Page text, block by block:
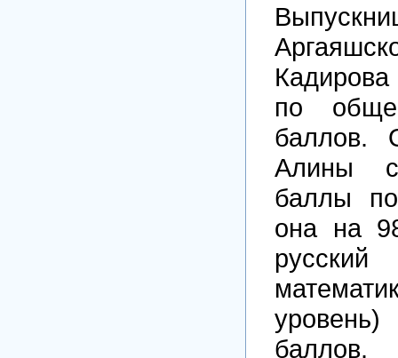
по
баллов.
Алины
баллы
она на